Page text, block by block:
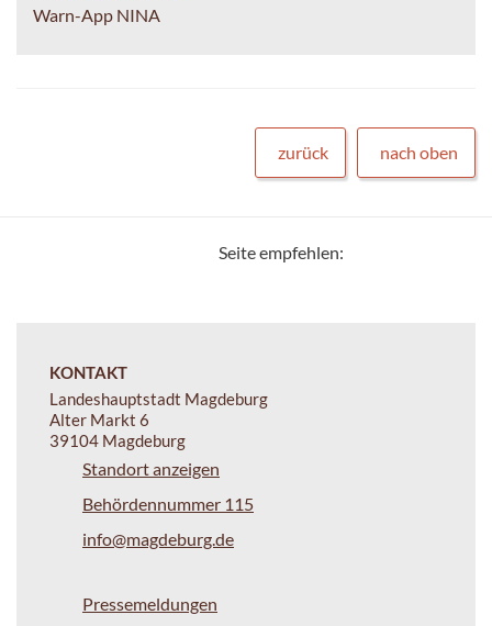
Warn-App NINA
zurück nach oben
Seite empfehlen:
KONTAKT
Landeshauptstadt Magdeburg
Alter Markt 6
39104 Magdeburg
Standort anzeigen
Behördennummer 115
info@magdeburg.de
Pressemeldungen